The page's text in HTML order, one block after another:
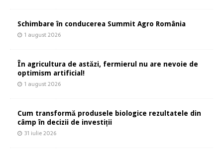
Schimbare în conducerea Summit Agro România
1 august 2026
În agricultura de astăzi, fermierul nu are nevoie de
optimism artificial!
1 august 2026
Cum transformă produsele biologice rezultatele din
câmp în decizii de investiții
31 iulie 2026